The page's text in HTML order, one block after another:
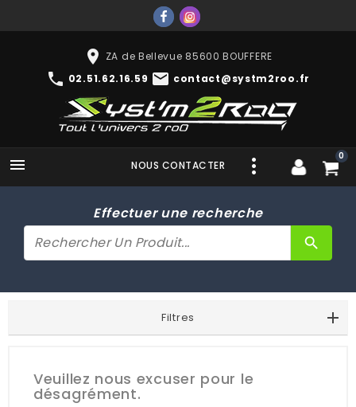
place ZA de Bellevue 85600 BOUFFERE
phone 02.51.62.16.59 mail contact@systm2roo.fr
 0
NOUS CONTACTER
Effectuer une recherche
search
Filtres
Veuillez nous excuser pour le
désagrément.